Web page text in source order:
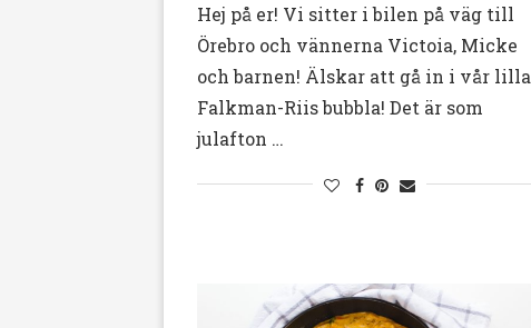
Hej på er! Vi sitter i bilen på väg till
Örebro och vännerna Victoia, Micke
och barnen! Älskar att gå in i vår lilla
Falkman-Riis bubbla! Det är som
julafton …